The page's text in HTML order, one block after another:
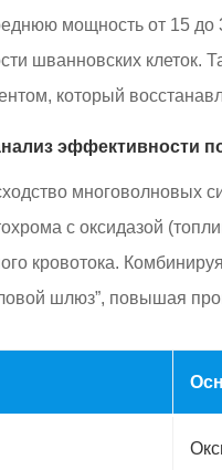
мощность от 15 до
шванновских клеток.
который
эффективности
многоволновых
c оксидазой
кровотока.
шлюз”, повышая